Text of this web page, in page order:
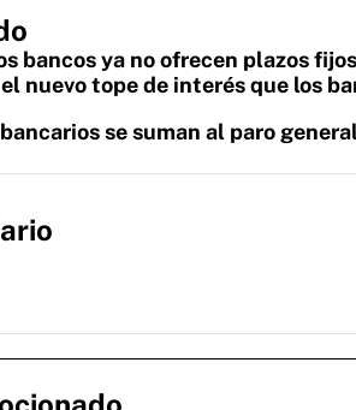
bancos ya no ofrecen plazos
nuevo tope de interés que los
se suman al paro